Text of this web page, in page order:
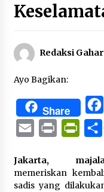
Redaksi
Ayo Bagikan:
Share
Email Print
Jakarta,
memeriskan
sadis yang